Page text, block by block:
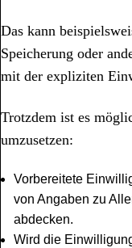
Das kann
Speicherung oder
mit der expliziten
Trotzdem ist es
umzusetzen:
Vorbereitete
von Angaben zu
abdecken.
Wird die